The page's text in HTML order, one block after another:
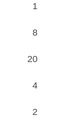
1
8
20
4
2